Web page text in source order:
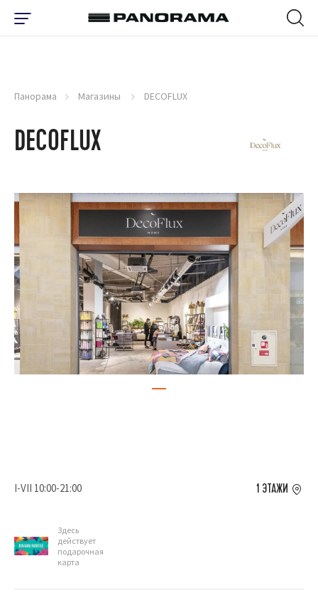
Панорама Магазины DECOFLUX
DECOFLUX
I-VII 10:00-21:00
Здесь
действует
подарочная
карта
1 ЭТАЖИ